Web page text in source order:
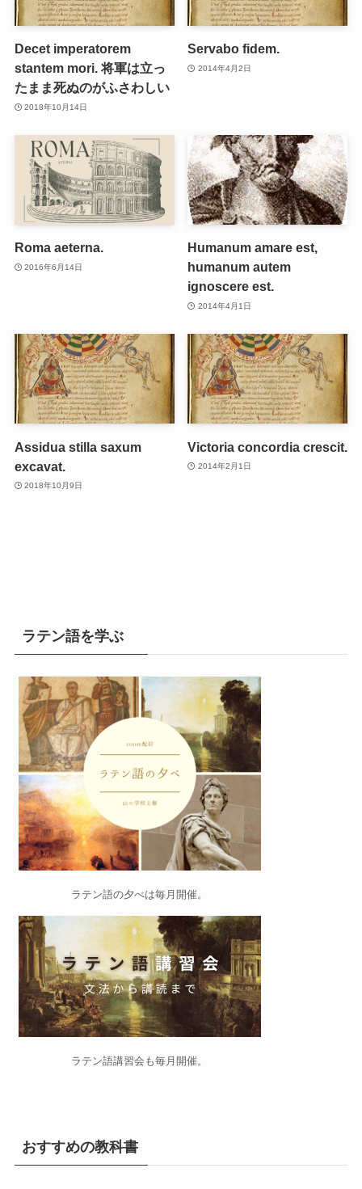
Decet imperatorem
stantem mori. 将軍は立っ
たまま死ぬのがふさわしい
2018年10月14日
Servabo fidem.
2014年4月2日
Roma aeterna.
2016年6月14日
Humanum amare est,
humanum autem
ignoscere est.
2014年4月1日
Assidua stilla saxum
excavat.
2018年10月9日
Victoria concordia crescit.
2014年2月1日
ラテン語を学ぶ
ラテン語の夕べは毎月開催。
ラテン語講習会 も毎月開催。
おすすめの教科書